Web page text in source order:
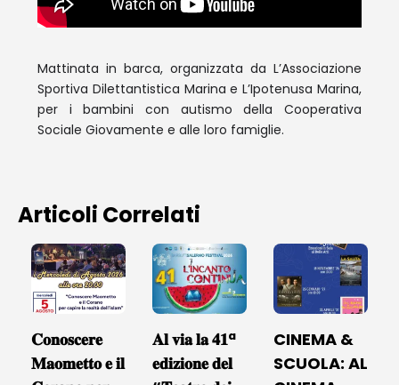
Mattinata in barca, organizzata da L’Associazione
Sportiva Dilettantistica Marina e L’Ipotenusa Marina,
per i bambini con autismo della Cooperativa
Sociale Giovamente e alle loro famiglie.
Articoli Correlati
𝐂𝐨𝐧𝐨𝐬𝐜𝐞𝐫𝐞
𝐌𝐚𝐨𝐦𝐞𝐭𝐭𝐨 𝐞 𝐢𝐥
𝐀𝐥 𝐯𝐢𝐚 𝐥𝐚 𝟒𝟏ª
𝐞𝐝𝐢𝐳𝐢𝐨𝐧𝐞 𝐝𝐞𝐥
CINEMA &
SCUOLA: AL